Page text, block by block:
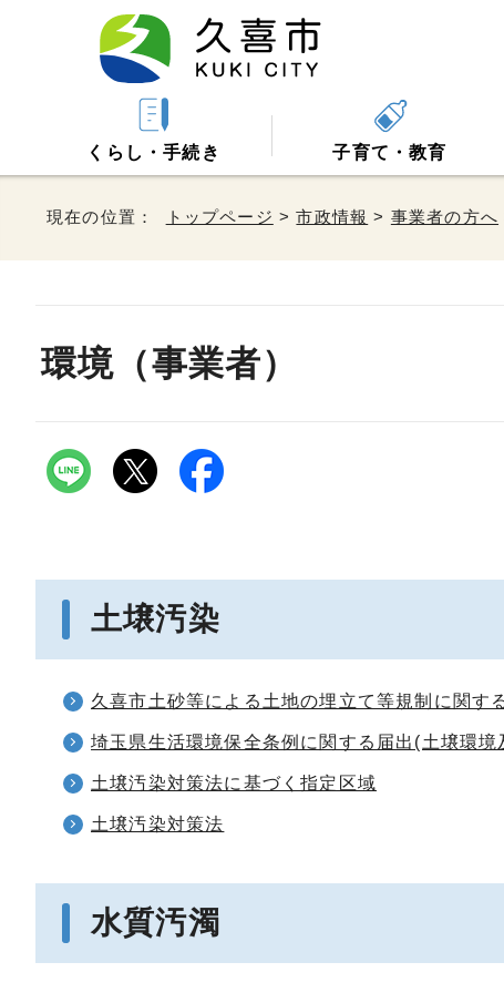
くらし・手続き 子育て・教育
現在の位置： トップページ >市政情報 > 事業者の方へ
環境（事業者）
土壌汚染
久喜市土砂等による土地の埋立て等規制に関す
埼玉県生活環境保全条例に関する届出(土壌環
土壌汚染対策法に基づく指定区域
土壌汚染対策法
水質汚濁